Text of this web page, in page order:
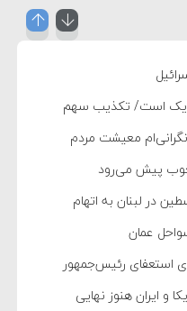
است/ تکذیب سهم
معیشت مردم
خوب پیش می‌رود
در لبنان به اتهام
عمان
استعفای رئیس‌جمهور
و ایران هنوز نهایی